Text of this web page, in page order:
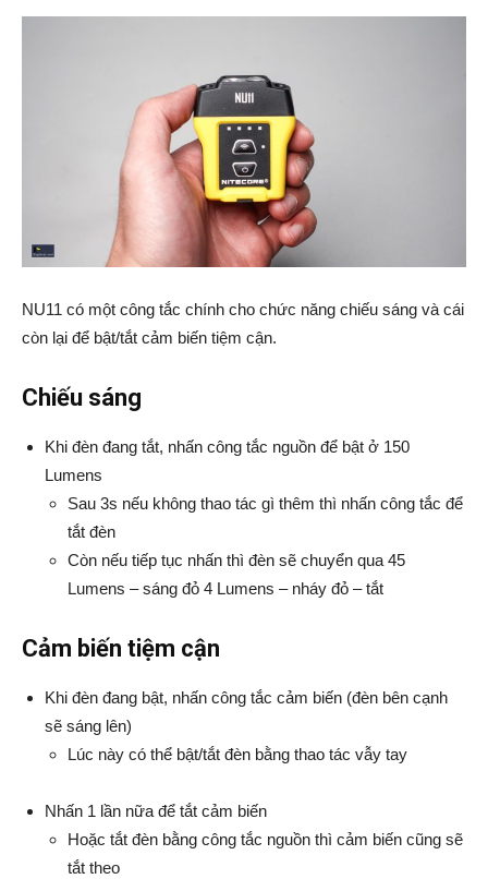
NU11 có một công tắc chính cho chức năng chiếu sáng và cái
còn lại để bật/tắt cảm biến tiệm cận.
Chiếu sáng
Khi đèn đang tắt, nhấn công tắc nguồn để bật ở 150
Lumens
Sau 3s nếu không thao tác gì thêm thì nhấn công tắc để
tắt đèn
Còn nếu tiếp tục nhấn thì đèn sẽ chuyển qua 45
Lumens – sáng đỏ 4 Lumens – nháy đỏ – tắt
Cảm biến tiệm cận
Khi đèn đang bật, nhấn công tắc cảm biến (đèn bên cạnh
sẽ sáng lên)
Lúc này có thể bật/tắt đèn bằng thao tác vẫy tay
Nhấn 1 lần nữa để tắt cảm biến
Hoặc tắt đèn bằng công tắc nguồn thì cảm biến cũng sẽ
tắt theo